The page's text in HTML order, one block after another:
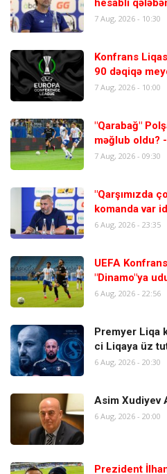
hesablı
7 Aug, 2026 - 10:30
Konfrans
90 dəqiqə
7 Aug, 2026 - 10:00
"Qarabağ"
məğlub oldu? -
7 Aug, 2026 - 09:30
"Qarşımızda
komanda var
6 Aug, 2026 - 23:35
UEFA
"Dinamo"ya
6 Aug, 2026 - 22:56
Premyer Liqa
ci Liqaya üz
6 Aug, 2026 - 20:30
Asim Xudiyev
6 Aug, 2026 - 20:00
Prezident